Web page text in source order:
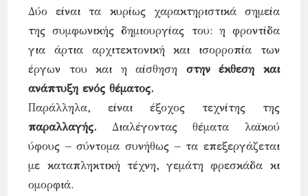
Δύο είναι τα κυρίως χαρακτηριστικά σημεία
της συμφωνικής δημιουργίας του: η φροντίδα
για άρτια αρχιτεκτονική και ισορροπία των
έργων του και η αίσθηση στην έκθεση και
ανάπτυξη ενός θέματος.
Παράλληλα, είναι έξοχος τεχνίτης της
παραλλαγής. Διαλέγοντας θέματα λαϊκού
ύφους – σύντομα συνήθως – τα επεξεργάζεται
με καταπληκτική τέχνη, γεμάτη φρεσκάδα κι
ομορφιά.